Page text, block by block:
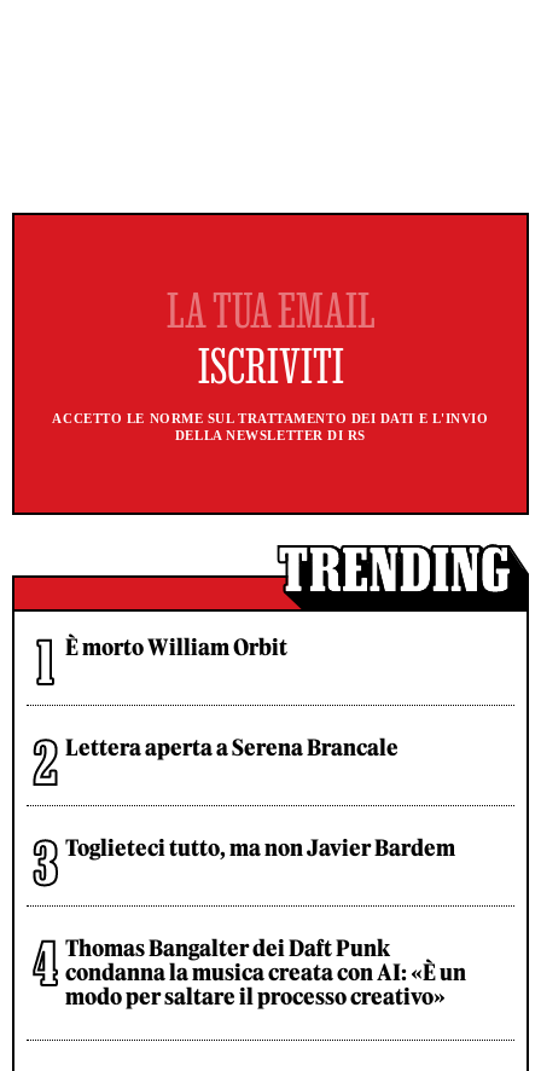
ACCETTO LE NORME SUL TRATTAMENTO DEI DATI E L'INVIO
DELLA NEWSLETTER DI RS
È morto William Orbit
Lettera aperta a Serena Brancale
Toglieteci tutto, ma non Javier Bardem
Thomas Bangalter dei Daft Punk
condanna la musica creata con AI: «È un
modo per saltare il processo creativo»